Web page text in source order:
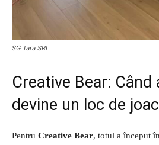
SG Tara SRL
Creative Bear: Când
devine un loc de
Pentru Creative Bear, totul a început